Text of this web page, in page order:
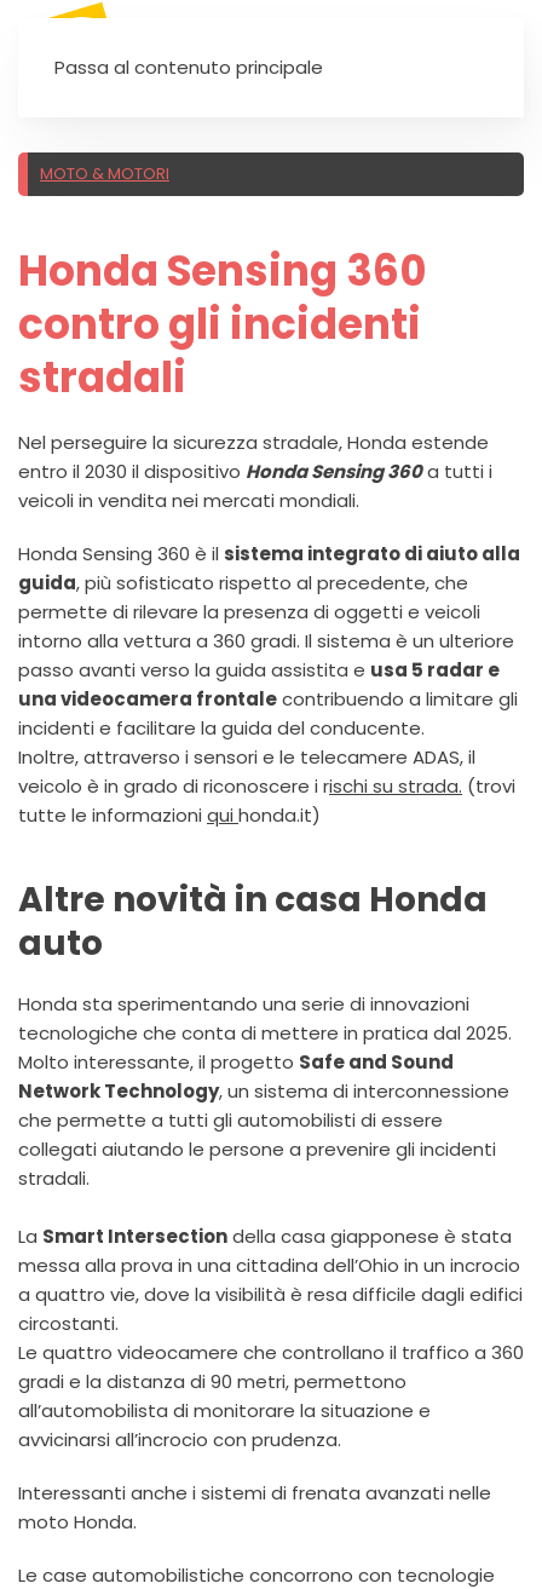
Passa al contenuto principale
MOTO & MOTORI
Honda Sensing 360
contro gli incidenti
stradali
Nel perseguire la sicurezza stradale, Honda estende
entro il 2030 il dispositivo Honda Sensing 360a tutti i
veicoli in vendita nei mercati mondiali.
Honda Sensing 360 è il sistema integrato di aiuto alla
guida, più sofisticato rispetto al precedente, che
permette di rilevare la presenza di oggetti e veicoli
intorno alla vettura a 360 gradi. Il sistema è un ulteriore
passo avanti verso la guida assistita e usa 5 radar e
una videocamera frontalecontribuendo a limitare gli
incidenti e facilitare la guida del conducente.
Inoltre, attraverso i sensori e le telecamere ADAS, il
veicolo è in grado di riconoscere i rischi su strada. (trovi
tutte le informazioni qui honda.it)
Altre novità in casa Honda
auto
Honda sta sperimentando una serie di innovazioni
tecnologiche che conta di mettere in pratica dal 2025.
Molto interessante, il progetto Safe and Sound
Network Technology, un sistema di interconnessione
che permette a tutti gli automobilisti di essere
collegati aiutando le persone a prevenire gli incidenti
stradali.
La Smart Intersectiondella casa giapponese è stata
messa alla prova in una cittadina dell’Ohio in un incrocio
a quattro vie, dove la visibilità è resa difficile dagli edifici
circostanti.
Le quattro videocamere che controllano il traffico a 360
gradi e la distanza di 90 metri, permettono
all’automobilista di monitorare la situazione e
avvicinarsi all’incrocio con prudenza.
Interessanti anche i sistemi di frenata avanzati nelle
moto Honda.
Le case automobilistiche concorrono con tecnologie